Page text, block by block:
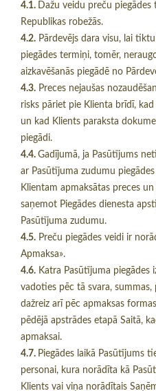
4.1. Dažu veidu preču
Republikas robežās.
4.2. Pārdevējs dara visu, lai
piegādes termiņi, tomēr,
aizkavēšanās piegādē no
4.3. Preces nejaušas
risks pāriet pie Klienta brīdī,
un kad Klients paraksta
piegādi.
4.4. Gadījumā, ja Pasūtījums
ar Pasūtījuma zudumu
Klientam apmaksātas preces
saņemot Piegādes dienesta
Pasūtījuma zudumu.
4.5. Preču piegādes veidi ir
Apmaksa».
4.6. Katra Pasūtījuma piegādes
vadoties pēc tā svara, summas,
dažreiz arī pēc apmaksas
pēdējā apstrādes etapā Saitā,
apmaksai.
4.7. Piegādes laikā Pasūtījums
personai, kura norādīta kā
Klients vai viņa norādītais